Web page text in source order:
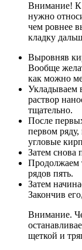
Внимание! К
нужно
чем ровнее
кладку
Выровняв
Вообще
как можно
Укладываем
раствор
тщательно.
После
первом
угловые
Затем снова
Продолжаем
рядов пять.
Затем
Закончив
Внимание.
щеткой и